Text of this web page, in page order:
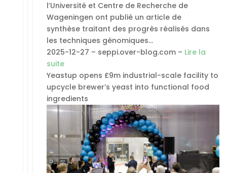
l’Université et Centre de Recherche de
Wageningen ont publié un article de
synthèse traitant des progrès réalisés dans
les techniques génomiques…
2025-12-27 – seppi.over-blog.com – Lire la
suite
Yeastup opens £9m industrial-scale facility to
upcycle brewer’s yeast into functional food
ingredients